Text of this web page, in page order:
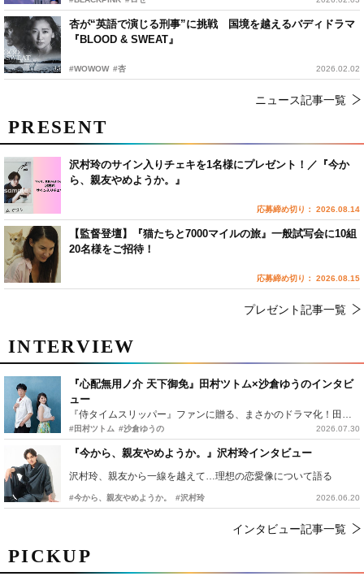
杏が“英語で演じる刑事”に挑戦 国境を越えるバディドラマ
『BLOOD & SWEAT』
#WOWOW #杏 2026.02.02
ニュース記事一覧
PICKUP
INTERVIEW
『心配無用ノ介 天下御免』田村ツトム×沙倉ゆうのインタビ
ュー
『侍タイムスリッパー』ファンに贈る、まさかのドラマ化！田村ツトム×沙倉ゆうのが語る『心配無用ノ介』撮影秘話
#田村ツトム #沙倉ゆうの 2026.07.30
『今から、親友やめようか。』沢村玲インタビュー
沢村玲、親友から一線を越えて…理想の恋愛像について語る
#今から、親友やめようか。 #沢村玲 2026.06.20
インタビュー記事一覧
PRESENT
沢村玲のサイン入りチェキを1名様にプレゼント！／『今か
ら、親友やめようか。』
応募締め切り： 2026.08.14
【監督登壇】『猫たちと7000マイルの旅』一般試写会に10組
20名様をご招待！
応募締め切り： 2026.08.15
プレゼント記事一覧